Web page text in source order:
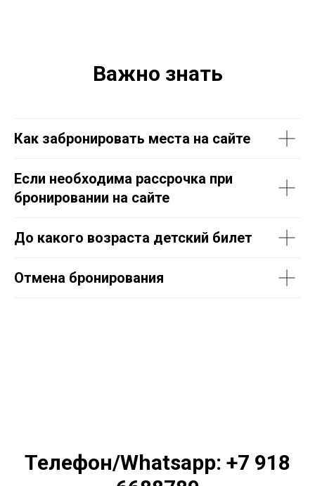
Важно знать
Как забронировать места на сайте
Если необходима рассрочка при
бронировании на сайте
До какого возраста детский билет
Отмена бронирования
Телефон/Whatsapp: +7 918